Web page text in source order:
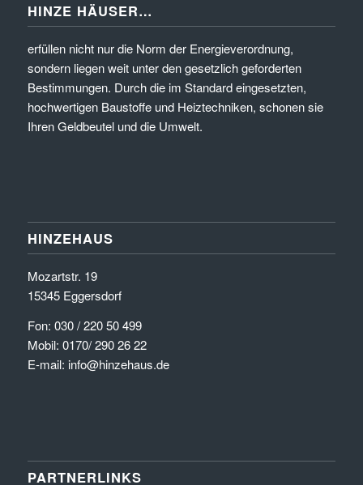
HINZE HÄUSER…
erfüllen nicht nur die Norm der Energieverordnung,
sondern liegen weit unter den gesetzlich geforderten
Bestimmungen. Durch die im Standard eingesetzten,
hochwertigen Baustoffe und Heiztechniken, schonen sie
Ihren Geldbeutel und die Umwelt.
HINZEHAUS
Mozartstr. 19
15345 Eggersdorf
Fon: 030 / 220 50 499
Mobil: 0170/ 290 26 22
E-mail: info@hinzehaus.de
PARTNERLINKS